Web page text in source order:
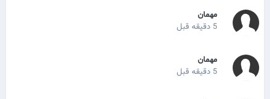
مهمان
5 دقیقه قبل
مهمان
5 دقیقه قبل